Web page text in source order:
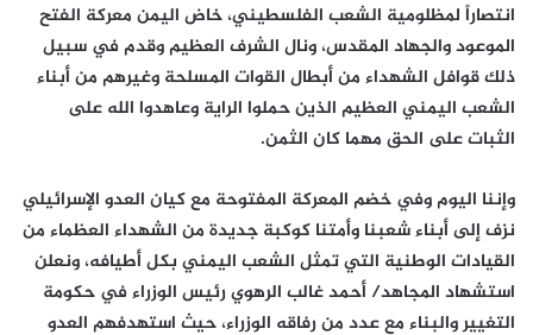
انتصاراً لمظلومية الشعب الفلسطيني، خاض اليمن معركة الفتح
الموعود والجهاد المقدس، ونال الشرف العظيم وقدم في سبيل
ذلك قوافل الشهداء من أبطال القوات المسلحة وغيرهم من أبناء
الشعب اليمني العظيم الذين حملوا الراية وعاهدوا الله على
الثبات على الحق مهما كان الثمن.
وإننا اليوم وفي خضم المعركة المفتوحة مع كيان العدو الإسرائيلي
نزف إلى أبناء شعبنا وأمتنا كوكبة جديدة من الشهداء العظماء من
القيادات الوطنية التي تمثل الشعب اليمني بكل أطيافه، ونعلن
استشهاد المجاهد/ أحمد غالب الرهوي رئيس الوزراء في حكومة
التغيير والبناء مع عدد من رفاقه الوزراء، حيث استهدفهم العدو